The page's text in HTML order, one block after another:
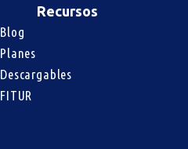
Recursos
Blog
Planes
Descargables
FITUR